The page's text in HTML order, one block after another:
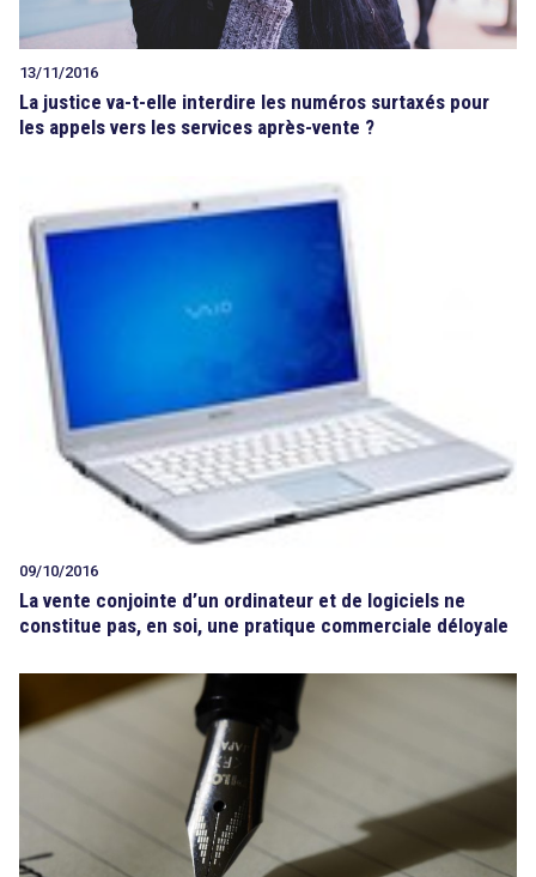
13/11/2016
La justice va-t-elle interdire les numéros surtaxés pour
les appels vers les services après-vente ?
09/10/2016
La vente conjointe d’un ordinateur et de logiciels ne
constitue pas, en soi, une pratique commerciale déloyale